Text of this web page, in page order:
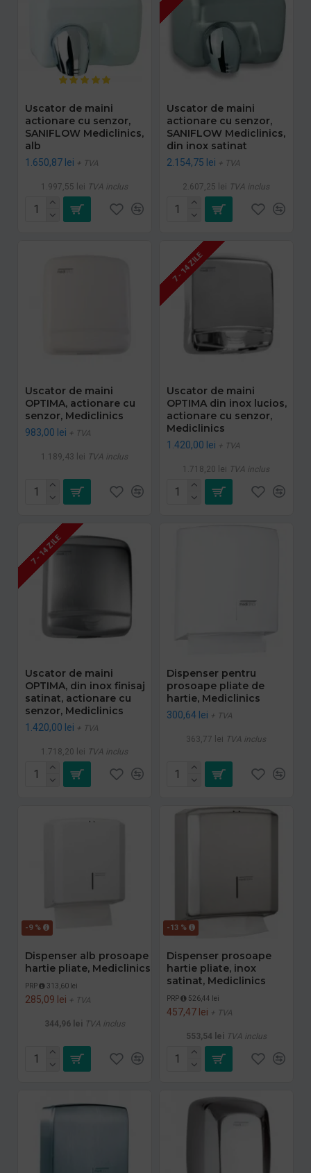
Uscator de maini
actionare cu senzor,
SANIFLOW Mediclinics,
alb
1.650,87 lei + TVA
1.997,55 lei TVA inclus
Uscator de maini
actionare cu senzor,
SANIFLOW Mediclinics,
din inox satinat
2.154,75 lei + TVA
2.607,25 lei TVA inclus
Uscator de maini
OPTIMA, actionare cu
senzor, Mediclinics
983,00 lei + TVA
1.189,43 lei TVA inclus
7 - 14 ZILE
Uscator de maini
OPTIMA din inox lucios,
actionare cu senzor,
Mediclinics
1.420,00 lei + TVA
1.718,20 lei TVA inclus
7 - 14 ZILE
Uscator de maini
OPTIMA, din inox finisaj
satinat, actionare cu
senzor, Mediclinics
1.420,00 lei + TVA
1.718,20 lei TVA inclus
Dispenser pentru
prosoape pliate de
hartie, Mediclinics
300,64 lei + TVA
363,77 lei TVA inclus
-9 %
Dispenser alb prosoape
hartie pliate, Mediclinics
PRP 313,60 lei
285,09 lei + TVA
344,96 lei TVA inclus
-13 %
Dispenser prosoape
hartie pliate, inox
satinat, Mediclinics
PRP 526,44 lei
457,47 lei + TVA
553,54 lei TVA inclus